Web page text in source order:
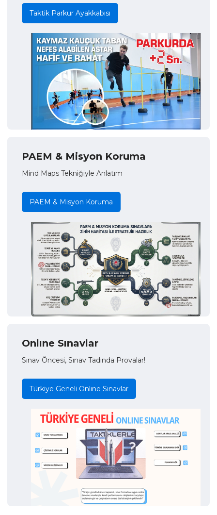
Taktik Parkur Ayakkabısı
PAEM & Misyon Koruma
Mind Maps Tekniğiyle Anlatım
PAEM & Misyon Koruma
Onlıne Sınavlar
Sınav Öncesi, Sınav Tadında Provalar!
Türkiye Geneli Onlıne Sınavlar